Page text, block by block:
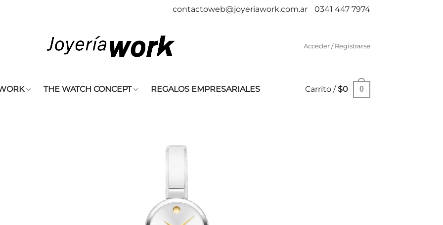
contactoweb@joyeriawork.com.ar 0341 447 7974
Acceder / Registrarse
THE WATCH CONCEPT REGALOS EMPRESARIALES Carrito /$0 0